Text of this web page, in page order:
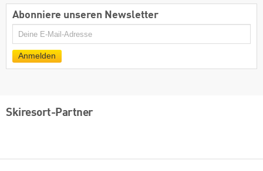
Abonniere unseren Newsletter
E-
Mail
Anmelden
Skiresort-Partner